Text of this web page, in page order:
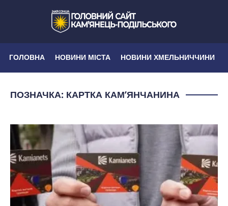
ГОЛОВНА НОВИНИ МІСТА НОВИНИ ХМЕЛЬНИЧЧИНИ
ПОЗНАЧКА: КАРТКА КАМ’ЯНЧАНИНА